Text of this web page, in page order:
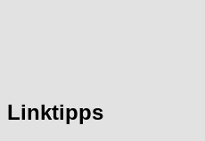
Linktipps